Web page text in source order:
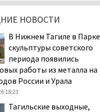
НОВОСТИ
В Нижнем Тагиле в Парке
скульптуры советского
периода появились
работы из металла на
России и Урала
18:23
Тагильские выходные,